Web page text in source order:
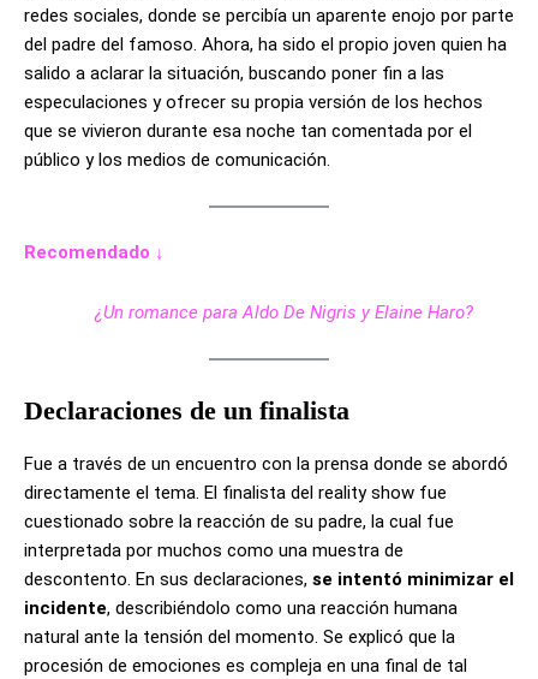
redes sociales, donde se percibía un aparente enojo por parte
del padre del famoso. Ahora, ha sido el propio joven quien ha
salido a aclarar la situación, buscando poner fin a las
especulaciones y ofrecer su propia versión de los hechos
que se vivieron durante esa noche tan comentada por el
público y los medios de comunicación.
Recomendado ↓
¿Un romance para Aldo De Nigris y Elaine Haro?
Declaraciones de un finalista
Fue a través de un encuentro con la prensa donde se abordó
directamente el tema. El finalista del reality show fue
cuestionado sobre la reacción de su padre, la cual fue
interpretada por muchos como una muestra de
descontento. En sus declaraciones, se intentó minimizar el
incidente, describiéndolo como una reacción humana
natural ante la tensión del momento. Se explicó que la
procesión de emociones es compleja en una final de tal